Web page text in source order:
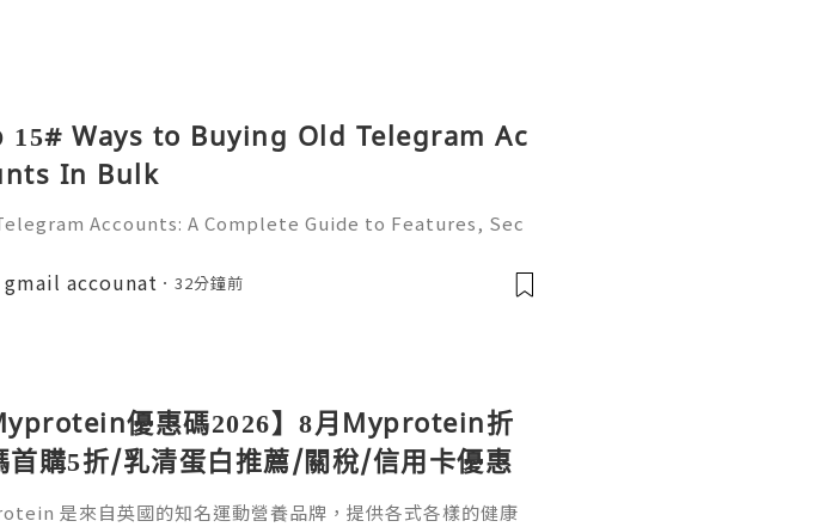
15# Ways to Buying Old Telegram Ac
In Bulk
Accounts: A Complete Guide to Features, Sec
& Reliable 24/7 Customer Support 💫💎💲💫
:+1 (506) 541-7768 💫💎💲💫🌐✨💎Te
gmail accounat 32分鐘前
優惠碼2026】8月Myprotein折
首購5折/乳清蛋白推薦/關稅/信用卡優惠
攻略是來自英國的知名運動營養品牌，提供各式各樣的健康